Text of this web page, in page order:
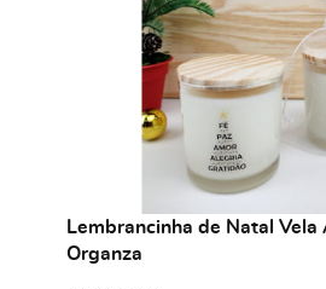
Lembrancinha de Natal
Organza